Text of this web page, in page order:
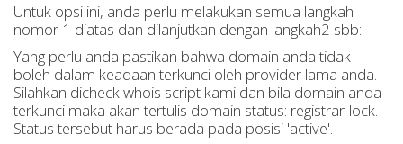
Untuk opsi ini, anda perlu melakukan semua langkah
nomor 1 diatas dan dilanjutkan dengan langkah2 sbb:
Yang perlu anda pastikan bahwa domain anda tidak
boleh dalam keadaan terkunci oleh provider lama anda.
Silahkan dicheck whois script kami dan bila domain anda
terkunci maka akan tertulis domain status: registrar-lock.
Status tersebut harus berada pada posisi 'active'.